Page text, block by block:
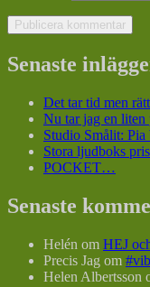
Senaste
Det tar tid men
Nu tar jag en
Studio Smålit: Pia
Stora ljudboks
POCKET…
Senaste
Helén om HEJ
Precis Jag om
Helen Albertsson